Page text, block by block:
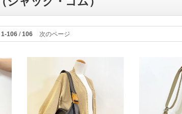
1-106 /106 次のページ